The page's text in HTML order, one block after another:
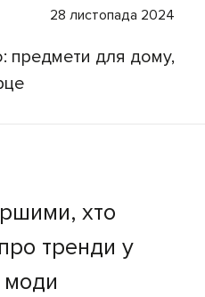
28 листопада 2024
предмети для дому,
хто
тренди у
моди